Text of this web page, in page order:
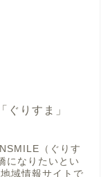
ぐりすま」
（ぐりす
になりたいとい
域情報サイトで